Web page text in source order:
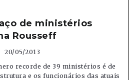
de ministérios
Rousseff
20/05/2013
recorde de 39 ministérios é de
e os funcionários das atuais